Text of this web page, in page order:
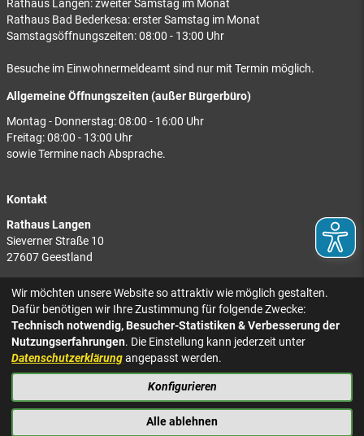
Rathaus Langen: zweiter Samstag im Monat
Rathaus Bad Bederkesa: erster Samstag im Monat
Samstagsöffnungszeiten: 08:00 - 13:00 Uhr
Besuche im Einwohnermeldeamt sind nur mit Termin möglich.
Allgemeine Öffnungszeiten (außer Bürgerbüro)
Montag - Donnerstag: 08:00 - 16:00 Uhr
Freitag: 08:00 - 13:00 Uhr
sowie Termine nach Absprache.
Kontakt
Rathaus Langen
Sieverner Straße 10
27607 Geestland
Rathaus Bad Bederkesa
Am Markt 8
27624 Geestland
Tel.: 04743 937-2300
KONTAKT
IMPRESSUM
NACH OBEN
Wir möchten unsere Website so attraktiv wie möglich gestalten.
Dafür benötigen wir Ihre Zustimmung für folgende Zwecke:
Technisch notwendig, Besucher-Statistiken & Verbesserung der
Nutzungserfahrungen. Die Einstellung kann jederzeit unter
Datenschutzerklärungangepasst werden.
Konfigurieren
Alle ablehnen